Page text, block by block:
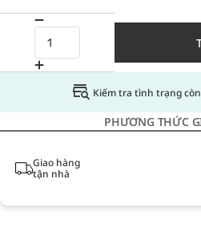
Kiểm tra tình trạng
PHƯƠNG THỨC
Giao hàng
tận nhà